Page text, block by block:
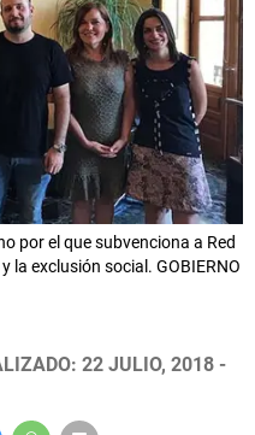
por el que subvenciona a Red
la exclusión social. GOBIERNO
22 JULIO, 2018 -